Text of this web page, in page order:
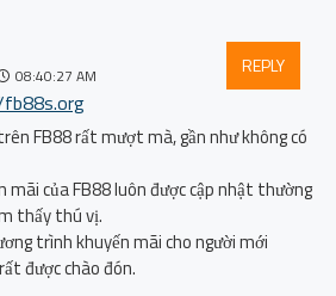
08:40:27 AM REPLY
FB88 rất mượt mà, gần như không có
mãi của FB88 luôn được cập nhật thường
thấy thú vị.
trình khuyến mãi cho người mới
được chào đón.